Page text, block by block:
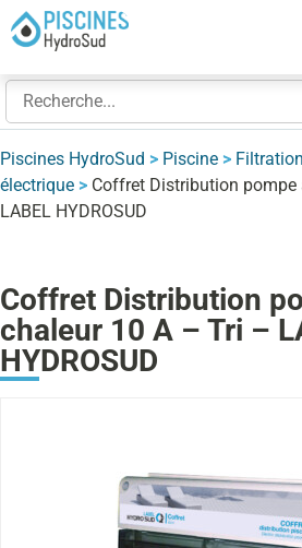
Piscines HydroSud > Piscine >
électrique > Coffret Distribution pompe
LABEL HYDROSUD
Coffret Distribution
chaleur 10 A – Tri –
HYDROSUD